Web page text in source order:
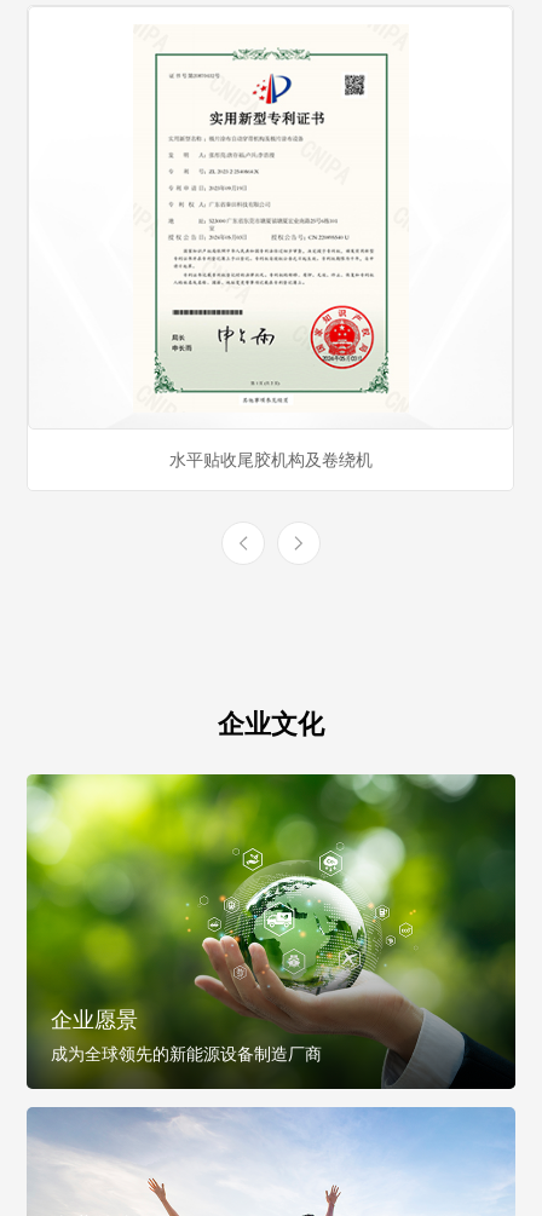
企业文化
企业愿景
成为全球领先的新能源设备制造厂商